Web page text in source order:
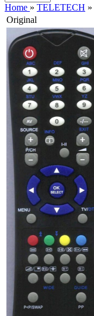
Home » TELETECH »
Original